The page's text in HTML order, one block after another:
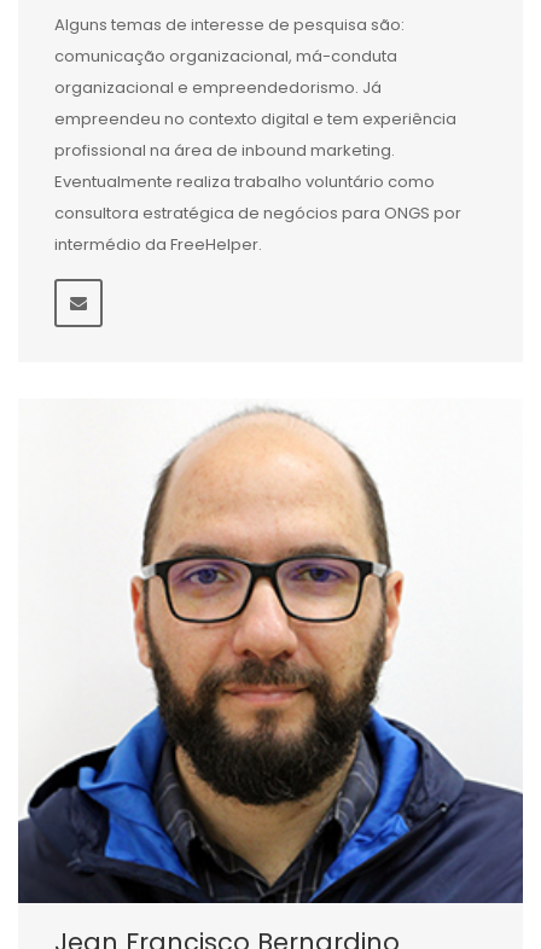
Alguns temas de interesse de pesquisa são:
comunicação organizacional, má-conduta
organizacional e empreendedorismo. Já
empreendeu no contexto digital e tem experiência
profissional na área de inbound marketing.
Eventualmente realiza trabalho voluntário como
consultora estratégica de negócios para ONGS por
intermédio da FreeHelper.